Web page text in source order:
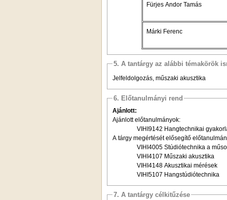
Fürjes Andor Tamás
Márki Ferenc
5. A tantárgy az alábbi témakörök
Jelfeldolgozás, műszaki akusztika
6. Előtanulmányi rend
Ajánlott:
Ajánlott előtanulmányok:
VIHI9142 Hangtechnikai
A tárgy megértését elősegítő
VIHI4005 Stúdiótechnika a
VIHI4107 Műszaki akusztika
VIHI4148 Akusztikai mérések
VIHI5107 Hangstúdiótechnika
7. A tantárgy célkitűzése